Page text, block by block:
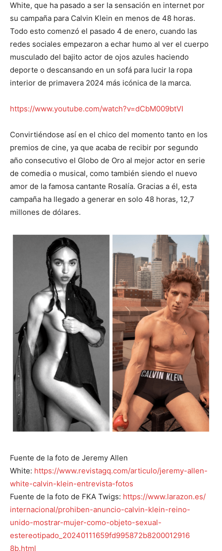
White, que ha pasado a ser la sensación en internet por
su campaña para Calvin Klein en menos de 48 horas.
Todo esto comenzó el pasado 4 de enero, cuando las
redes sociales empezaron a echar humo al ver el cuerpo
musculado del bajito actor de ojos azules haciendo
deporte o descansando en un sofá para lucir la ropa
interior de primavera 2024 más icónica de la marca.
https://www.youtube.com/watch?v=dCbM009btVI
Convirtiéndose así en el chico del momento tanto en los
premios de cine, ya que acaba de recibir por segundo
año consecutivo el Globo de Oro al mejor actor en serie
de comedia o musical, como también siendo el nuevo
amor de la famosa cantante Rosalía. Gracias a él, esta
campaña ha llegado a generar en solo 48 horas, 12,7
millones de dólares.
Fuente de la foto de Jeremy Allen
White: https://www.revistagq.com/articulo/jeremy-allen-
white-calvin-klein-entrevista-fotos
Fuente de la foto de FKA Twigs: https://www.larazon.es/
internacional/prohiben-anuncio-calvin-klein-reino-
unido-mostrar-mujer-como-objeto-sexual-
estereotipado_ 20240111659fd995872b8200012916
8b.html